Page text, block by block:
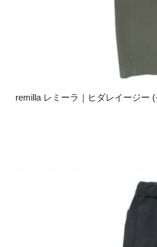
remilla レミーラ｜ヒダレイージー